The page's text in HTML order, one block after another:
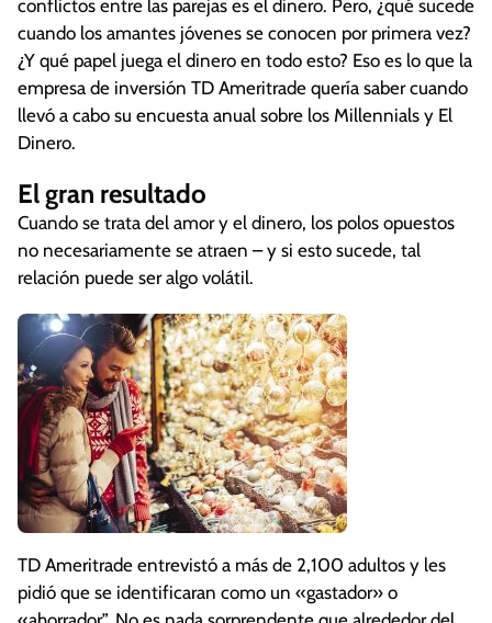
conflictos entre las parejas es el dinero. Pero, ¿qué sucede
cuando los amantes jóvenes se conocen por primera vez?
¿Y qué papel juega el dinero en todo esto? Eso es lo que la
empresa de inversión TD Ameritrade quería saber cuando
llevó a cabo su encuesta anual sobre los Millennials y El
Dinero.
El gran resultado
Cuando se trata del amor y el dinero, los polos opuestos
no necesariamente se atraen – y si esto sucede, tal
relación puede ser algo volátil.
TD Ameritrade entrevistó a más de 2,100 adultos y les
pidió que se identificaran como un «gastador» o